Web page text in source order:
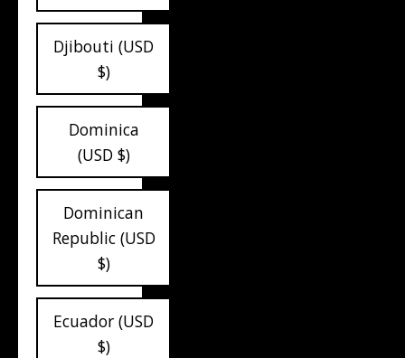
Djibouti (USD
$)
Dominica
(USD $)
Dominican
Republic (USD
$)
Ecuador (USD
$)